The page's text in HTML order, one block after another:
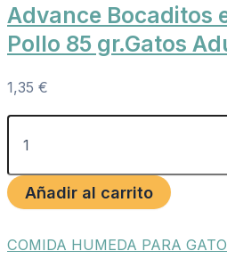
Advance Bocaditos
Pollo 85 gr.Gatos
1,35 €
Añadir al carrito
COMIDA HUMEDA PARA